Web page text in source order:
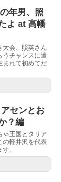
年男、照
よ at 高幡
大会、照英さん
うチャンスに遭
まれて初めてだ
センとお
？編
ゃ王国とタリア
の軽井沢を代表
。